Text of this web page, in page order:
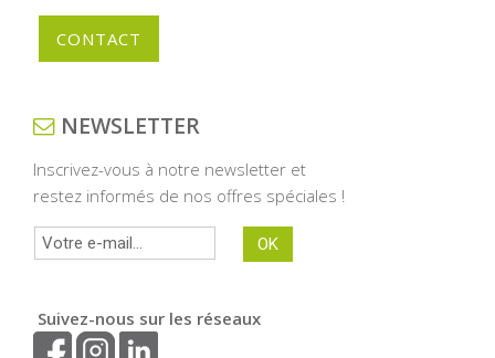
CONTACT
NEWSLETTER
Inscrivez-vous à notre newsletter et
restez informés de nos offres spéciales !
Suivez-nous sur les réseaux